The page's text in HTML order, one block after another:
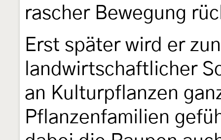
rascher Bewegung
Erst später wird er
landwirtschaftlicher
an Kulturpflanzen
Pflanzenfamilien